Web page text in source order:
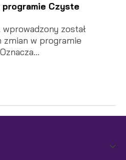
programie Czyste
został
w programie